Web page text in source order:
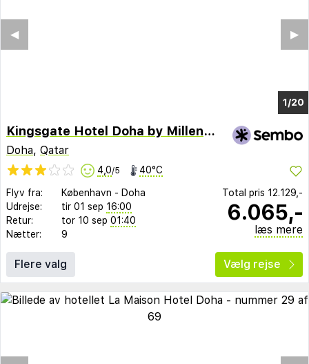
1/15
▶︎
◀︎
Kingsgate Hotel Doha by Millennium Hotels
Doha, Qatar
4,0/5 40°C
Flyv fra: København - Doha
Udrejse:
tir 01 sep 16:00
Retur:
tor 10 sep 01:40
Nætter:
9
Total pris 12.129,-
6.065,-
læs mere
Flere valg Vælg rejse